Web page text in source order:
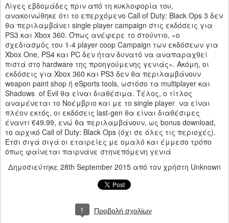
Λίγες εβδομάδες πριν από τη κυκλοφορία του,
ανακοινώθηκε ότι το επερχόμενο Call of Duty: Black Ops 3 δεν
θα περιλαμβάνει single player campaign στις εκδόσεις για
PS3 και Xbox 360. Όπως ανέφερε το στούντιο, «ο
σχεδιασμός του 1-4 player coop Campaign των εκδόσεων για
Xbox One, PS4 και PC δεν ήταν δυνατό να αναπαραχθεί
πιστά στο hardware της προηγούμενης γενιάς». Ακόμη, οι
εκδόσεις για Xbox 360 και PS3 δεν θα περιλαμβάνουν
weapon paint shop ή eSports tools, ωστόσο τα multiplayer και
Shadows of Evil θα είναι διαθέσιμα. Τέλος, o τίτλος
αναμένεται το Νοέμβριο και με το single player να είναι
πλέον εκτός, οι εκδόσεις last-gen θα είναι διαθέσιμες
έναντι €49.99, ενώ θα περιλαμβάνουν, ως bonus download,
το αρχικό Call of Duty: Black Ops (όχι σε όλες τις περιοχές).
Έτσι σιγά σιγά οι εταιρείες με ομαλό και έμμεσο τρόπο
όπως φαίνεται παιρνάνε στηνεπόμενη γενιά
Δημοσιεύτηκε 28th September 2015 από τον χρήστη Unknown
1 Προβολή σχολίων